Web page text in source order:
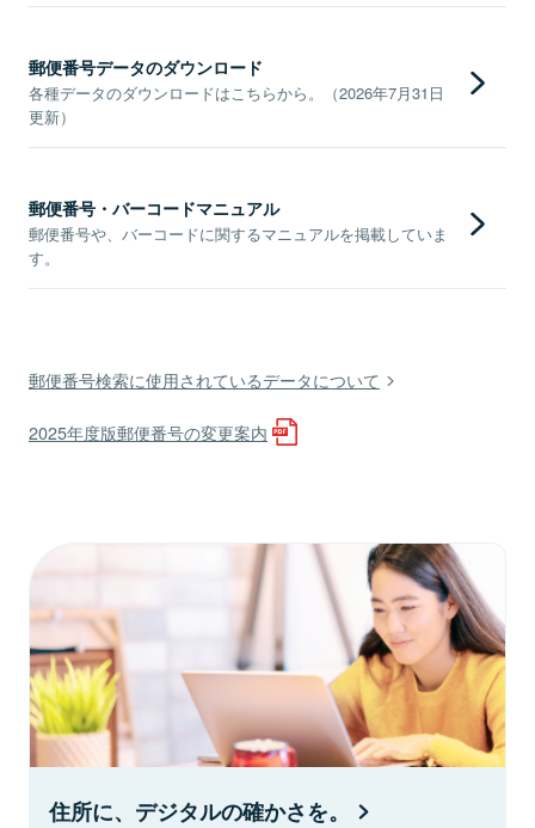
郵便番号データのダウンロード
各種データのダウンロードはこちらから。（2026年7月31日
更新）
郵便番号・バーコードマニュアル
郵便番号や、バーコードに関するマニュアルを掲載していま
す。
郵便番号検索に使用されているデータについて
2025年度版郵便番号の変更案内
住所に、デジタルの確かさを。